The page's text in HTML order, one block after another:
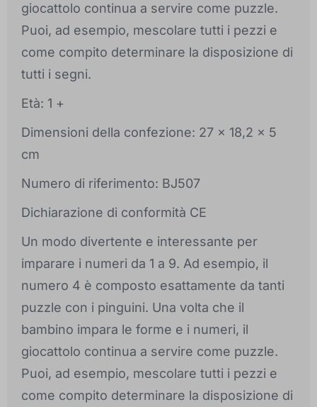
giocattolo continua a servire come puzzle.
Puoi, ad esempio, mescolare tutti i pezzi e
come compito determinare la disposizione di
tutti i segni.
Età: 1 +
Dimensioni della confezione: 27 x 18,2 x 5
cm
Numero di riferimento: BJ507
Dichiarazione di conformità CE
Un modo divertente e interessante per
imparare i numeri da 1 a 9. Ad esempio, il
numero 4 è composto esattamente da tanti
puzzle con i pinguini. Una volta che il
bambino impara le forme e i numeri, il
giocattolo continua a servire come puzzle.
Puoi, ad esempio, mescolare tutti i pezzi e
come compito determinare la disposizione di